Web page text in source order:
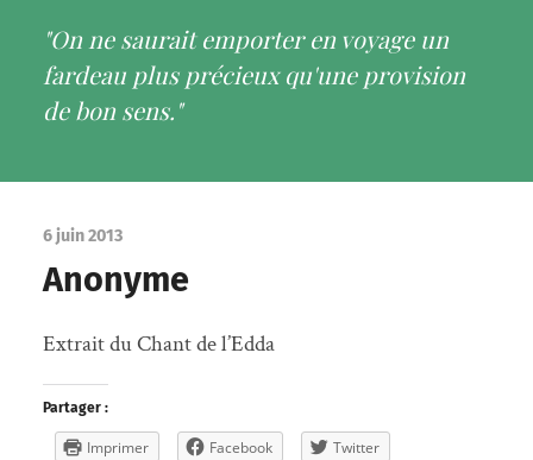
"On ne saurait emporter en voyage un
fardeau plus précieux qu'une provision
de bon sens."
6 juin 2013
Anonyme
Extrait du Chant de l’Edda
Partager :
Imprimer Facebook
Twitter